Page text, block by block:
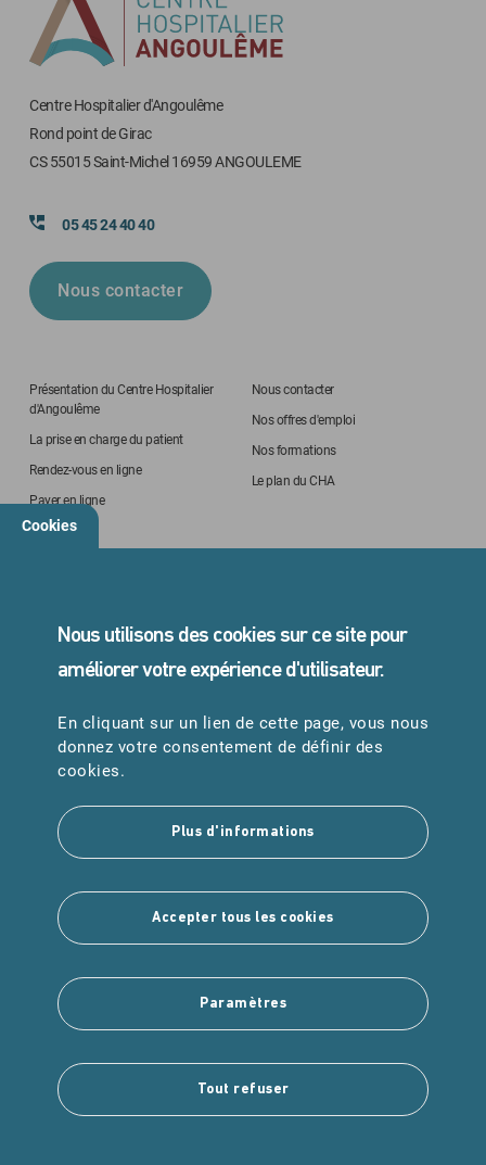
Centre Hospitalier d'Angoulême
Rond point de Girac
CS 55015 Saint-Michel 16959 ANGOULEME
05 45 24 40 40
Nous contacter
Présentation du Centre Hospitalier
d'Angoulême
La prise en charge du patient
Rendez-vous en ligne
Payer en ligne
Nous contacter
Nos offres d'emploi
Nos formations
Le plan du CHA
05 45 24 40 40
URGENCES
Samu : 15
Pompiers : 18
Suivez-nous
Copyright © 2025 Intuitiv Interactive
Cookies
Nous utilisons des cookies sur ce site pour
améliorer votre expérience d'utilisateur.
En cliquant sur un lien de cette page, vous nous
donnez votre consentement de définir des
cookies.
Plus d'informations
Accepter tous les cookies
Paramètres
Tout refuser